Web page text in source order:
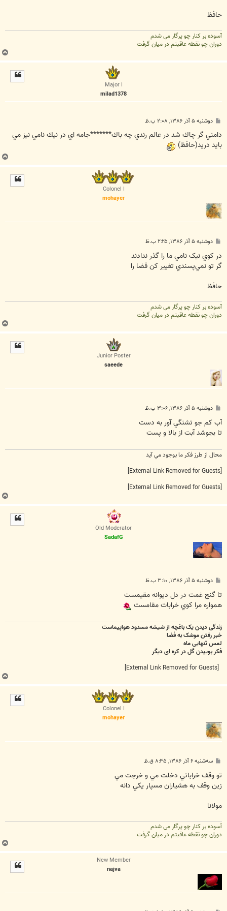
حافظ
آسوده بر کنار چو پرگار می شدم
دوران چو نقطه عاقبتم در میان گرفت
ب
ا
Major I
milad1378
پ
ت
دوشنبه ۵ آذر ۱۳۸۶, ۲:۰۸ ب.ظ
دامني گر چاك شد در عالم رندي چه باك*******جامه اي در نيك نامي نيز مي
بايد دريد(حافظ)
ب
ا
Colonel I
mohayer
پ
ت
دوشنبه ۵ آذر ۱۳۸۶, ۲:۲۵ ب.ظ
در کوي نيک نامي ما را گذر ندادند
گر تو نمي‌پسندي تغيير کن قضا را
حافظ
آسوده بر کنار چو پرگار می شدم
دوران چو نقطه عاقبتم در میان گرفت
ب
ا
Junior Poster
saeede
پ
ت
دوشنبه ۵ آذر ۱۳۸۶, ۳:۰۶ ب.ظ
آب کم جو تشنگي آور به دست
تا بجوشد آبت از بالا و پست
محال از طرز فکر ما بوجود مي آيد
ب
ا
Old Moderator
SadafG
پ
ت
دوشنبه ۵ آذر ۱۳۸۶, ۳:۱۰ ب.ظ
تا گنج غمت در دل ديوانه مقيمست
همواره مرا کوي خرابات مقامست
زندگی دیدن یک باغچه از شیشه مسدود هواپیماست
خبر رفتن موشک به فضا
لمس تنهایی ماه
فکر بوییدن گل در کره ای دیگر
ب
ا
Colonel I
mohayer
پ
ت
سه‌شنبه ۶ آذر ۱۳۸۶, ۸:۳۵ ق.ظ
تو وقف خراباتي دخلت مي و خرجت مي
زين وقف به هشياران مسپار يکي دانه
مولانا
آسوده بر کنار چو پرگار می شدم
دوران چو نقطه عاقبتم در میان گرفت
ب
ا
New Member
najva